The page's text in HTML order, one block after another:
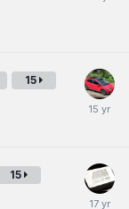
15
15